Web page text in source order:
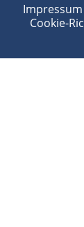
Impressum
Cookie-